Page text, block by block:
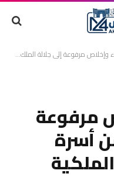
مرفوعة إلى جلالة الملك من أسرة القوات المسلحة الملكية
مرفوعة
أسرة